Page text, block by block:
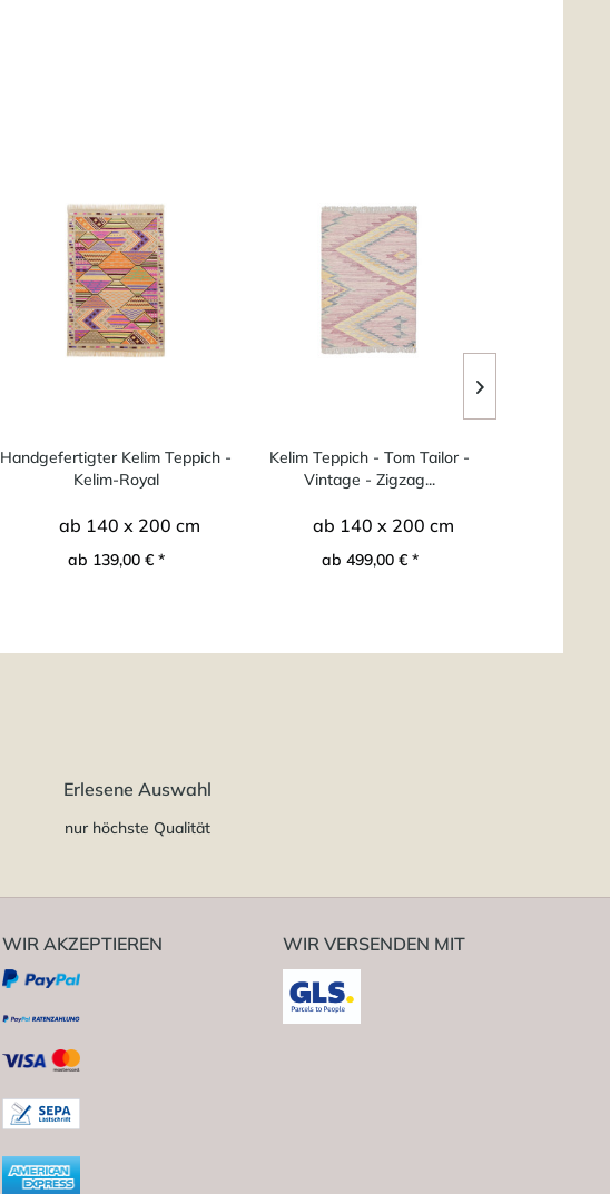
Handgefertigter Kelim Teppich -
Kelim-Royal
ab 140 x 200 cm
ab 139,00 € *
Kelim Teppich - Tom Tailor -
Vintage - Zigzag...
ab 140 x 200 cm
ab 499,00 € *
Erlesene Auswahl
nur höchste Qualität
WIR AKZEPTIEREN WIR VERSENDEN MIT